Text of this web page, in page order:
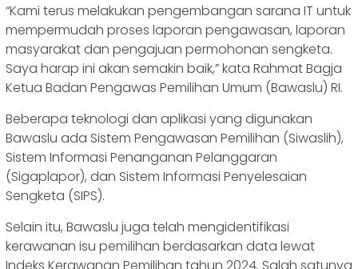
“Kami terus melakukan pengembangan sarana IT untuk
mempermudah proses laporan pengawasan, laporan
masyarakat dan pengajuan permohonan sengketa.
Saya harap ini akan semakin baik,” kata Rahmat Bagja
Ketua Badan Pengawas Pemilihan Umum (Bawaslu) RI.
Beberapa teknologi dan aplikasi yang digunakan
Bawaslu ada Sistem Pengawasan Pemilihan (Siwaslih),
Sistem Informasi Penanganan Pelanggaran
(Sigaplapor), dan Sistem Informasi Penyelesaian
Sengketa (SIPS).
Selain itu, Bawaslu juga telah mengidentifikasi
kerawanan isu pemilihan berdasarkan data lewat
Indeks Kerawanan Pemilihan tahun 2024. Salah satunya